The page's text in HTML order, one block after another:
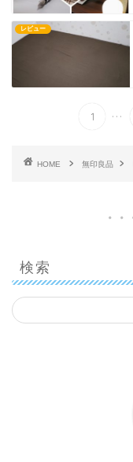
レビュー
1 ...
HOME 無印良品
検索